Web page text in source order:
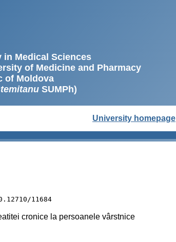
Medical Sciences
of Medicine and Pharmacy
of Moldova
SUMPh)
University homepage
11684
cronice la persoanele vârstnice